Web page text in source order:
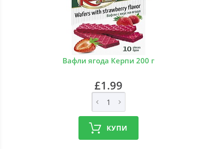
Вафли ягода Керпи 200 г
£1.99
КУПИ